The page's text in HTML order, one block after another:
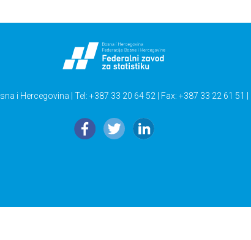
i Hercegovina | Tel: +387 33 20 64 52 | Fax: +387 33 22 61 51 |